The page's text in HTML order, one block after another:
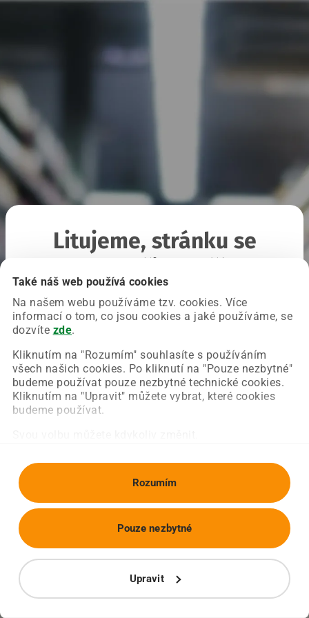
Také náš web používá cookies
Na našem webu používáme tzv. cookies. Více
informací o tom, co jsou cookies a jaké používáme, se
dozvíte zde.
Kliknutím na "Rozumím" souhlasíte s používáním
všech našich cookies. Po kliknutí na "Pouze nezbytné"
budeme používat pouze nezbytné technické cookies.
Kliknutím na "Upravit" můžete vybrat, které cookies
budeme používat.
Rozumím
Upravit
Pouze nezbytné
Litujeme, stránku se
Chyba nastala na naší straně a už ji opravujeme.
Zkuste prosím znovu načíst požadovanou stránku.
Obnovit stránku Úvodní strana